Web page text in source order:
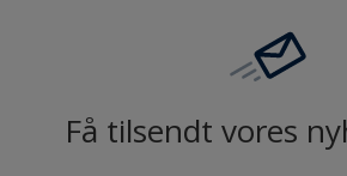
Få tilsendt vores